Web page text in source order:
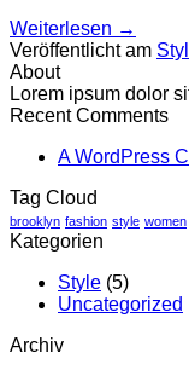
Weiterlesen →
Veröffentlicht am
About
Lorem ipsum dolor
Recent Comments
A WordPress
Tag Cloud
brooklyn fashion style women
Kategorien
Style (5)
Uncategorized
Archiv